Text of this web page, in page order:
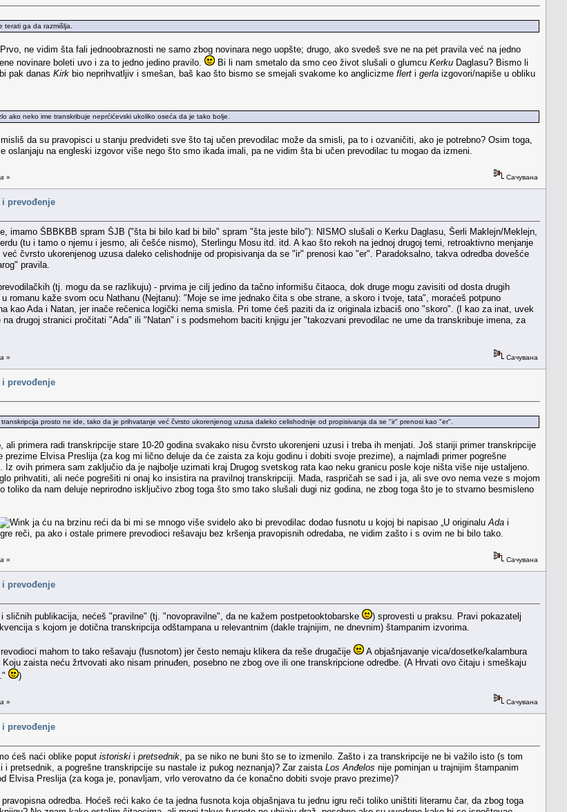
ga da razmišlja.
ne vidim šta fali jednoobraznosti ne samo zbog novinara nego uopšte; drugo, ako svedeš sve ne na pet pravila već na jedno
novinare boleti uvo i za to jedno jedino pravilo.
Bi li nam smetalo da smo ceo život slušali o glumcu Kerku Daglasu? Bismo li
pak danas Kirk bio neprihvatljiv i smešan, baš kao što bismo se smejali svakome ko anglicizme flert i gerla izgovori/napiše u obliku
ako neko ime transkribuje neprćićevski ukoliko oseća da je tako bolje.
da su pravopisci u stanju predvideti sve što taj učen prevodilac može da smisli, pa to i ozvaničiti, ako je potrebno? Osim toga,
oslanjaju na engleski izgovor više nego što smo ikada imali, pa ne vidim šta bi učen prevodilac tu mogao da izmeni.
» Сачувана
prevođenje
imamo ŠBBKBB spram ŠJB ("šta bi bilo kad bi bilo" spram "šta jeste bilo"): NISMO slušali o Kerku Daglasu, Šerli Maklejn/Meklejn,
(tu i tamo o njemu i jesmo, ali češće nismo), Sterlingu Mosu itd. itd. A kao što rekoh na jednoj drugoj temi, retroaktivno menjanje
čvrsto ukorenjenog uzusa daleko celishodnije od propisivanja da se "ir" prenosi kao "er". Paradoksalno, takva odredba dovešće
pravila.
(tj. mogu da se razlikuju) - prvima je cilj jedino da tačno informišu čitaoca, dok druge mogu zavisiti od dosta drugih
romanu kaže svom ocu Nathanu (Nejtanu): "Moje se ime jednako čita s obe strane, a skoro i tvoje, tata", moraćeš potpuno
kao Ada i Natan, jer inače rečenica logički nema smisla. Pri tome ćeš paziti da iz originala izbaciš ono "skoro". (I kao za inat, uvek
drugoj stranici pročitati "Ada" ili "Natan" i s podsmehom baciti knjigu jer "takozvani prevodilac ne ume da transkribuje imena, za
» Сачувана
prevođenje
prosto ne ide, tako da je prihvatanje već čvrsto ukorenjenog uzusa daleko celishodnije od propisivanja da se "ir" prenosi kao "er".
primera radi transkripcije stare 10-20 godina svakako nisu čvrsto ukorenjeni uzusi i treba ih menjati. Još stariji primer transkripcije
Elvisa Preslija (za kog mi lično deluje da će zaista za koju godinu i dobiti svoje prezime), a najmlađi primer pogrešne
Iz ovih primera sam zaključio da je najbolje uzimati kraj Drugog svetskog rata kao neku granicu posle koje ništa više nije ustaljeno.
prihvatiti, ali neće pogrešiti ni onaj ko insistira na pravilnoj transkripciji. Mada, raspričah se sad i ja, ali sve ovo nema veze s mojom
toliko da nam deluje neprirodno isključivo zbog toga što smo tako slušali dugi niz godina, ne zbog toga što je to stvarno besmisleno
ja ću na brzinu reći da bi mi se mnogo više svidelo ako bi prevodilac dodao fusnotu u kojoj bi napisao „U originalu Ada i
reči, pa ako i ostale primere prevodioci rešavaju bez kršenja pravopisnih odredaba, ne vidim zašto i s ovim ne bi bilo tako.
» Сачувана
prevođenje
publikacija, nećeš "pravilne" (tj. "novopravilne", da ne kažem postpetooktobarske
) sprovesti u praksu. Pravi pokazatelj
s kojom je dotična transkripcija odštampana u relevantnim (dakle trajnijim, ne dnevnim) štampanim izvorima.
mahom to tako rešavaju (fusnotom) jer često nemaju klikera da reše drugačije
A objašnjavanje vica/dosetke/kalambura
zaista neću žrtvovati ako nisam prinuđen, posebno ne zbog ove ili one transkripcione odredbe. (A Hrvati ovo čitaju i smeškaju
)
» Сачувана
prevođenje
ćeš naći oblike poput istoriski i pretsednik , pa se niko ne buni što se to izmenilo. Zašto i za transkripcije ne bi važilo isto (s tom
pretsednik, a pogrešne transkripcije su nastale iz pukog neznanja)? Zar zaista Los Anđelos nije pominjan u trajnijim štampanim
Elvisa Preslija (za koga je, ponavljam, vrlo verovatno da će konačno dobiti svoje pravo prezime)?
odredba. Hoćeš reći kako će ta jedna fusnota koja objašnjava tu jednu igru reči toliko uništiti literarnu čar, da zbog toga